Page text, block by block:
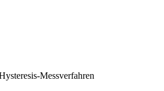
Messverfahren